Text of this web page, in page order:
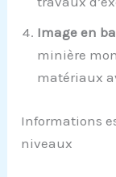
Image en
minière
matériaux
Informations
niveaux